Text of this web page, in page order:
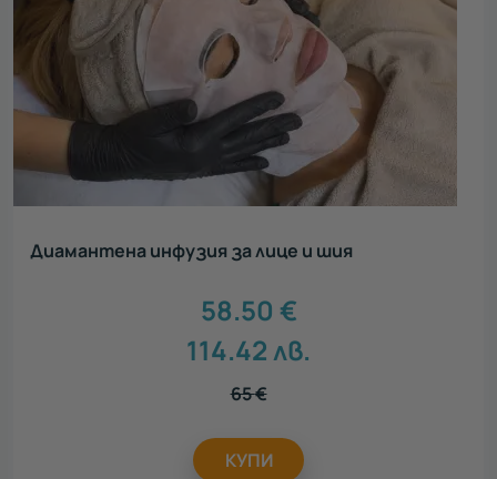
Диамантена инфузия за лице и шия
58.50 €
114.42лв.
65€
КУПИ